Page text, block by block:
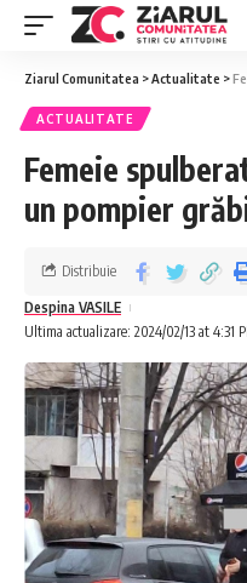
Ziarul Comunitatea >Actualitate >
ACTUALITATE
Femeie
un pompier
Ultima actualizare: 2024/02/13 at 4:31
Despina VASILE
Distribuie